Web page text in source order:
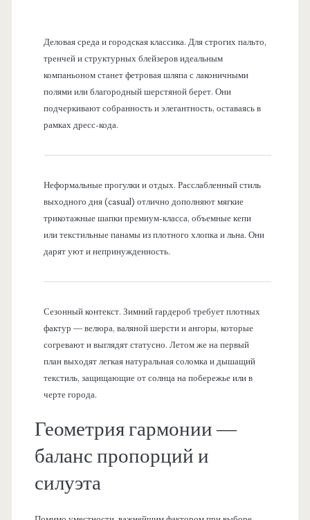
Деловая среда и городская классика. Для строгих пальто,
тренчей и структурных блейзеров идеальным
компаньоном станет фетровая шляпа с лаконичными
полями или благородный шерстяной берет. Они
подчеркивают собранность и элегантность, оставаясь в
рамках дресс-кода.
Неформальные прогулки и отдых. Расслабленный стиль
выходного дня (casual) отлично дополняют мягкие
трикотажные шапки премиум-класса, объемные кепи
или текстильные панамы из плотного хлопка и льна. Они
дарят уют и непринужденность.
Сезонный контекст. Зимний гардероб требует плотных
фактур — велюра, валяной шерсти и ангоры, которые
согревают и выглядят статусно. Летом же на первый
план выходят легкая натуральная соломка и дышащий
текстиль, защищающие от солнца на побережье или в
черте города.
Геометрия гармонии —
баланс пропорций и
силуэта